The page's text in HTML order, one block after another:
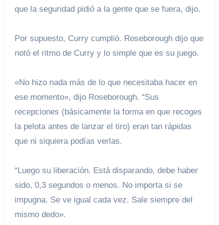
que la seguridad pidió a la gente que se fuera, dijo.
Por supuesto, Curry cumplió. Roseborough dijo que
notó el ritmo de Curry y lo simple que es su juego.
«No hizo nada más de lo que necesitaba hacer en
ese momento», dijo Roseborough. “Sus
recepciones (básicamente la forma en que recoges
la pelota antes de lanzar el tiro) eran tan rápidas
que ni siquiera podías verlas.
“Luego su liberación. Está disparando, debe haber
sido, 0,3 segundos o menos. No importa si se
impugna. Se ve igual cada vez. Sale siempre del
mismo dedo».